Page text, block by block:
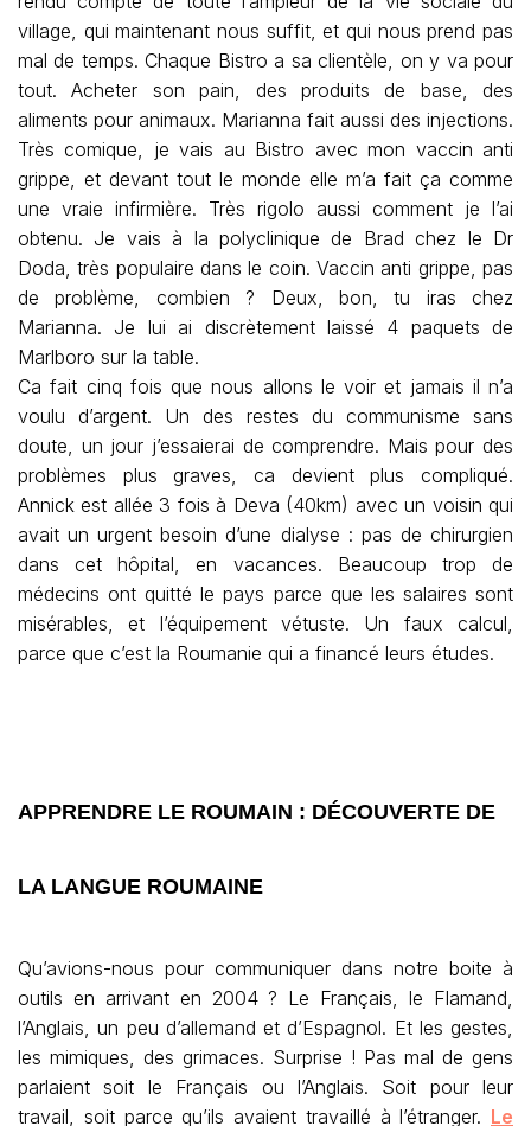
village, qui maintenant nous suffit, et qui nous prend pas
mal de temps. Chaque Bistro a sa clientèle, on y va pour
tout. Acheter son pain, des produits de base, des
aliments pour animaux. Marianna fait aussi des injections.
Très comique, je vais au Bistro avec mon vaccin anti
grippe, et devant tout le monde elle m’a fait ça comme
une vraie infirmière. Très rigolo aussi comment je l’ai
obtenu. Je vais à la polyclinique de Brad chez le Dr
Doda, très populaire dans le coin. Vaccin anti grippe, pas
de problème, combien ? Deux, bon, tu iras chez
Marianna. Je lui ai discrètement laissé 4 paquets de
Marlboro sur la table.
Ca fait cinq fois que nous allons le voir et jamais il n’a
voulu d’argent. Un des restes du communisme sans
doute, un jour j’essaierai de comprendre. Mais pour des
problèmes plus graves, ca devient plus compliqué.
Annick est allée 3 fois à Deva (40km) avec un voisin qui
avait un urgent besoin d’une dialyse : pas de chirurgien
dans cet hôpital, en vacances. Beaucoup trop de
médecins ont quitté le pays parce que les salaires sont
misérables, et l’équipement vétuste. Un faux calcul,
parce que c’est la Roumanie qui a financé leurs études.
APPRENDRE LE ROUMAIN : DÉCOUVERTE DE
LA LANGUE ROUMAINE
Qu’avions-nous pour communiquer dans notre boite à
outils en arrivant en 2004 ? Le Français, le Flamand,
l’Anglais, un peu d’allemand et d’Espagnol. Et les gestes,
les mimiques, des grimaces. Surprise ! Pas mal de gens
parlaient soit le Français ou l’Anglais. Soit pour leur
travail, soit parce qu’ils avaient travaillé à l’étranger. Le